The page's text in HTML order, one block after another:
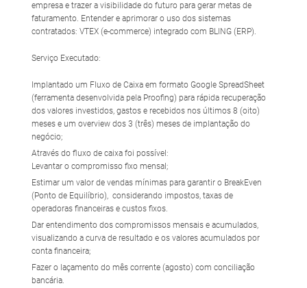
empresa e trazer a visibilidade do futuro para gerar metas de
faturamento. Entender e aprimorar o uso dos sistemas
contratados: VTEX (e-commerce) integrado com BLING (ERP).
Serviço Executado:
Implantado um Fluxo de Caixa em formato Google SpreadSheet
(ferramenta desenvolvida pela Proofing) para rápida recuperação
dos valores investidos, gastos e recebidos nos últimos 8 (oito)
meses e um overview dos 3 (três) meses de implantação do
negócio;
Através do fluxo de caixa foi possível:
Levantar o compromisso fixo mensal;
Estimar um valor de vendas mínimas para garantir o BreakEven
(Ponto de Equilíbrio), considerando impostos, taxas de
operadoras financeiras e custos fixos.
Dar entendimento dos compromissos mensais e acumulados,
visualizando a curva de resultado e os valores acumulados por
conta financeira;
Fazer o laçamento do mês corrente (agosto) com conciliação
bancária.